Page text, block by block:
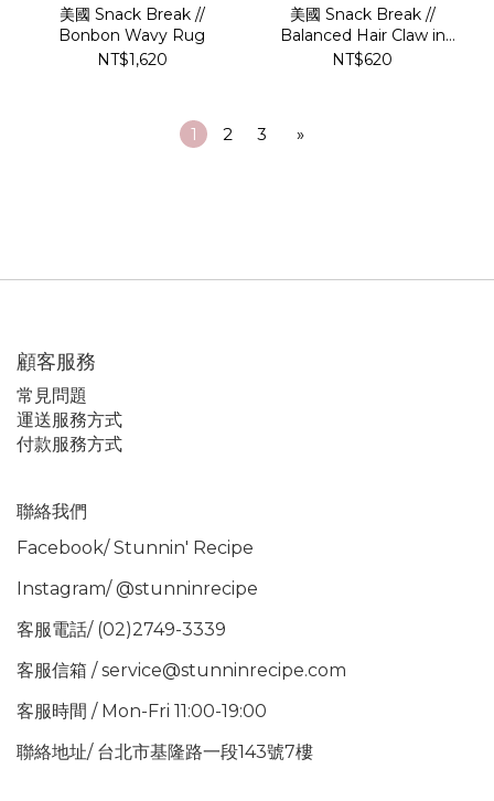
美國 Snack Break //
Bonbon Wavy Rug
NT$1,620
美國 Snack Break //
Balanced Hair Claw in
Taro
NT$620
1 2 3 »
顧客服務
常見問題
運送服務方式
付款服務方式
聯絡我們
Facebook/Stunnin' Recipe
Instagram/@stunninrecipe
客服電話/ (02)2749-3339
客服信箱 / service@stunninrecipe.com
客服時間 / Mon-Fri 11:00-19:00
聯絡地址/ 台北市基隆路一段143號7樓